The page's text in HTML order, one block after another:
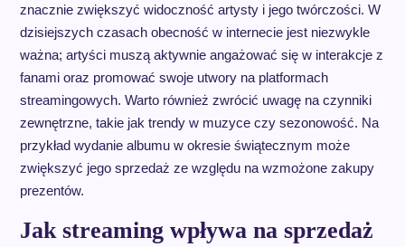
znacznie zwiększyć widoczność artysty i jego twórczości. W
dzisiejszych czasach obecność w internecie jest niezwykle
ważna; artyści muszą aktywnie angażować się w interakcje z
fanami oraz promować swoje utwory na platformach
streamingowych. Warto również zwrócić uwagę na czynniki
zewnętrzne, takie jak trendy w muzyce czy sezonowość. Na
przykład wydanie albumu w okresie świątecznym może
zwiększyć jego sprzedaż ze względu na wzmożone zakupy
prezentów.
Jak streaming wpływa na sprzedaż